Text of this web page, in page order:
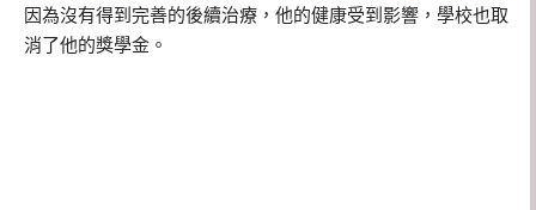
因為沒有得到完善的後續治療，他的健康受到影響，學校也取
消了他的獎學金。